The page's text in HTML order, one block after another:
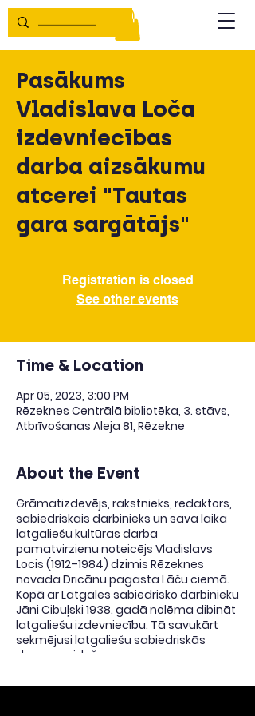
Pasākums
Vladislava Loča
izdevniecības
darba aizsākumu
atcerei "Tautas
gara sargātājs"
Registration is closed
See other events
Time & Location
Apr 05, 2023, 3:00 PM
Rēzeknes Centrālā bibliotēka, 3. stāvs,
Atbrīvošanas Aleja 81, Rēzekne
About the Event
Grāmatizdevējs, rakstnieks, redaktors,
sabiedriskais darbinieks un sava laika
latgaliešu kultūras darba
pamatvirzienu noteicējs Vladislavs
Locis (1912–1984) dzimis Rēzeknes
novada Dricānu pagasta Lāču ciemā.
Kopā ar Latgales sabiedrisko darbinieku
Jāni Cibuļski 1938. gadā nolēma dibināt
latgaliešu izdevniecību. Tā savukārt
sekmējusi latgaliešu sabiedriskās
domas veidošanos un savos
dzīvi. Piedaloties Latvijas Nacionālās